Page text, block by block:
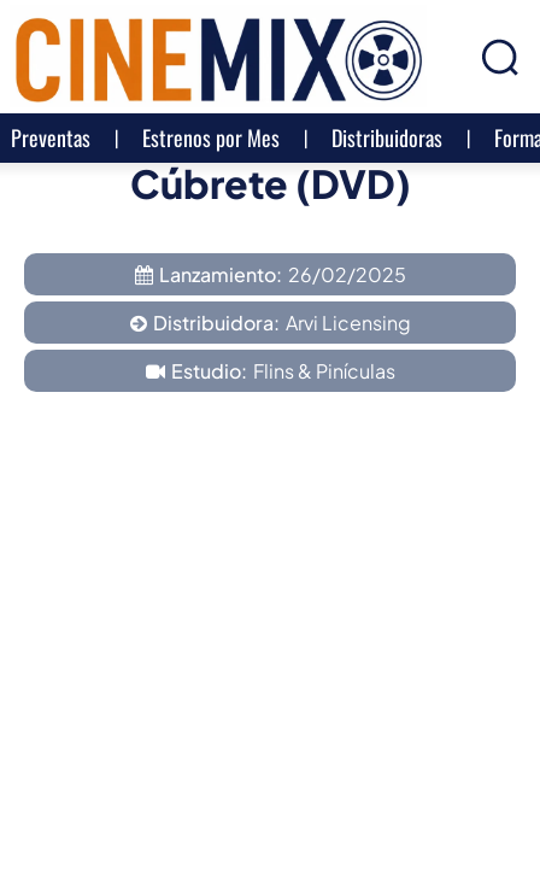
Preventas Estrenos por Mes Distribuidoras
Cúbrete (DVD)
Lanzamiento: 26/02/2025
Distribuidora: Arvi Licensing
Estudio: Flins & Pinículas